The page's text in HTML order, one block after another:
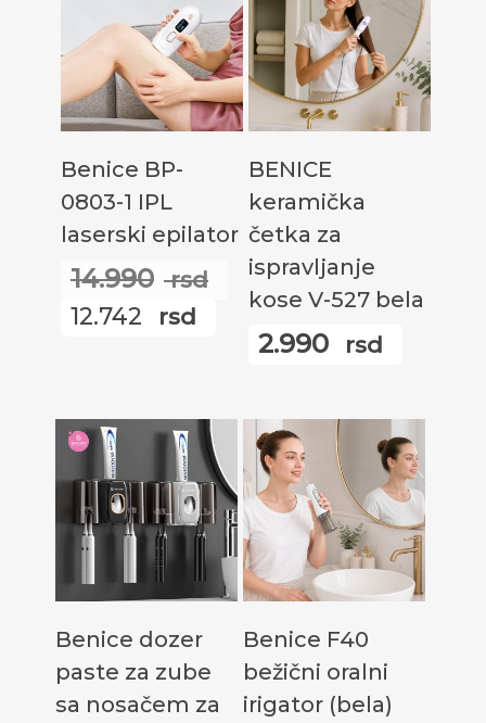
Benice BP-
0803-1 IPL
laserski epilator
14.990 rsd
Оригинална
цена
14.990
rsd.
12.742 rsd
цена
12.742
rsd.
BENICE
keramička
četka za
ispravljanje
kose V-527 bela
2.990 rsd
Benice dozer
paste za zube
sa nosačem za
Benice F40
bežični oralni
irigator (bela)